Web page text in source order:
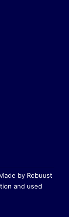
by Robuust
and used